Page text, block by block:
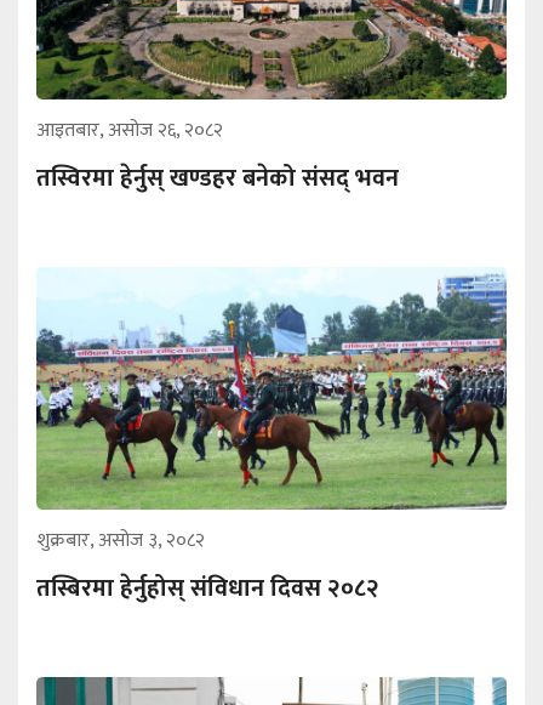
आइतबार, असोज २६, २०८२
तस्विरमा हेर्नुस् खण्डहर बनेको संसद् भवन
शुक्रबार, असोज ३, २०८२
तस्बिरमा हेर्नुहोस् संविधान दिवस २०८२